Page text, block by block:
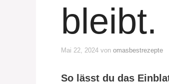
bleibt.
Mai 22, 2024 von omasbestrezepte
So lässt du das